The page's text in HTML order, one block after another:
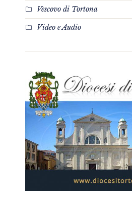
Vescovo di Tortona
Video e Audio